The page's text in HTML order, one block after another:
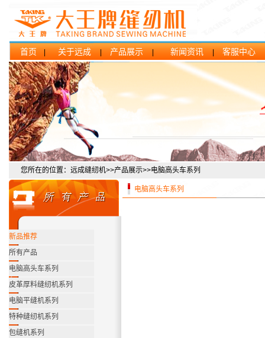
首页 关于远成 产品展示| 新闻资讯 客服中心
您所在的位置：远成缝纫机>>产品展示>>电脑高头车系列
新品推荐
所有产品
电脑高头车系列
皮革厚料缝纫机系列
电脑平缝机系列
特种缝纫机系列
包缝机系列
电脑高头车系列